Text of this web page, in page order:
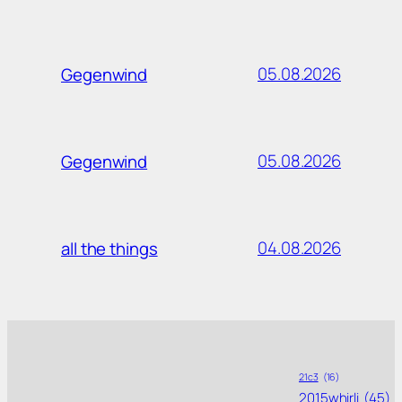
Gegenwind 05.08.2026
Gegenwind 05.08.2026
all the things 04.08.2026
21c3 (16)
2015whirli (45)